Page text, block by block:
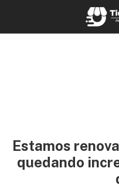
Estamos
quedando